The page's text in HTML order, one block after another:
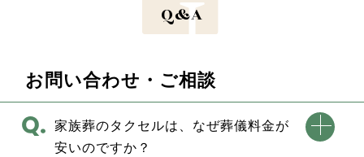
Q&A
お問い合わせ・ご相談
家族葬のタクセルは、なぜ葬儀料金が
安いのですか？